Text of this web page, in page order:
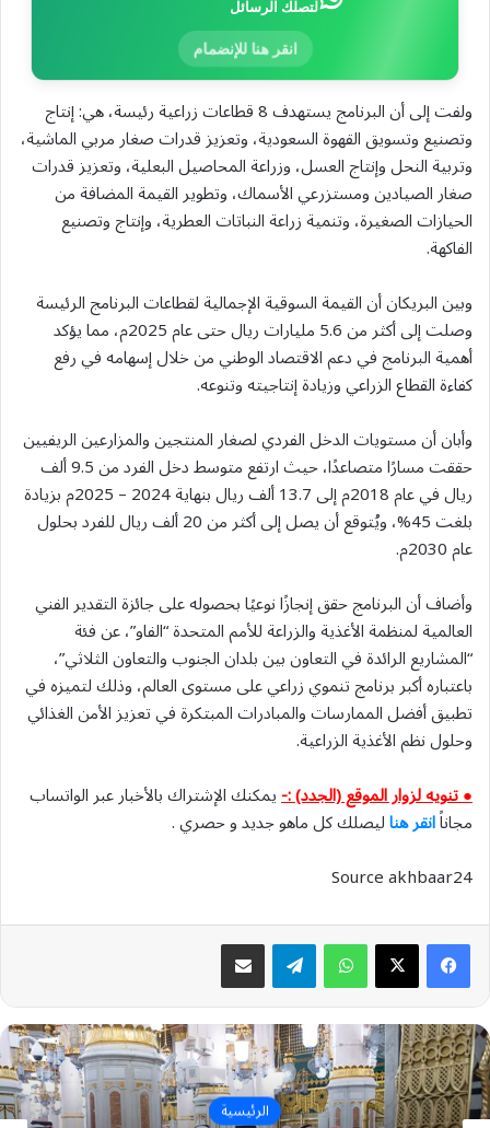
لتصلك الرسائل
انقر هنا للإنضمام
ولفت إلى أن البرنامج يستهدف 8 قطاعات زراعية رئيسة، هي: إنتاج
وتصنيع وتسويق القهوة السعودية، وتعزيز قدرات صغار مربي الماشية،
وتربية النحل وإنتاج العسل، وزراعة المحاصيل البعلية، وتعزيز قدرات
صغار الصيادين ومستزرعي الأسماك، وتطوير القيمة المضافة من
الحيازات الصغيرة، وتنمية زراعة النباتات العطرية، وإنتاج وتصنيع
الفاكهة.
وبين البريكان أن القيمة السوقية الإجمالية لقطاعات البرنامج الرئيسة
وصلت إلى أكثر من 5.6 مليارات ريال حتى عام 2025م، مما يؤكد
أهمية البرنامج في دعم الاقتصاد الوطني من خلال إسهامه في رفع
كفاءة القطاع الزراعي وزيادة إنتاجيته وتنوعه.
وأبان أن مستويات الدخل الفردي لصغار المنتجين والمزارعين الريفيين
حققت مسارًا متصاعدًا، حيث ارتفع متوسط دخل الفرد من 9.5 ألف
ريال في عام 2018م إلى 13.7 ألف ريال بنهاية 2024 – 2025م بزيادة
بلغت 45%، ويُتوقع أن يصل إلى أكثر من 20 ألف ريال للفرد بحلول
عام 2030م.
وأضاف أن البرنامج حقق إنجازًا نوعيًا بحصوله على جائزة التقدير الفني
العالمية لمنظمة الأغذية والزراعة للأمم المتحدة “الفاو”، عن فئة
“المشاريع الرائدة في التعاون بين بلدان الجنوب والتعاون الثلاثي”،
باعتباره أكبر برنامج تنموي زراعي على مستوى العالم، وذلك لتميزه في
تطبيق أفضل الممارسات والمبادرات المبتكرة في تعزيز الأمن الغذائي
وحلول نظم الأغذية الزراعية.
● تنويه لزوار الموقع (الجدد) :-يمكنك الإشتراك بالأخبار عبر الواتساب
مجاناًانقر هناليصلك كل ماهو جديد و حصري .
Source akhbaar24
واتسابتيلقرام مشاركة عبر البريد
الرئيسية